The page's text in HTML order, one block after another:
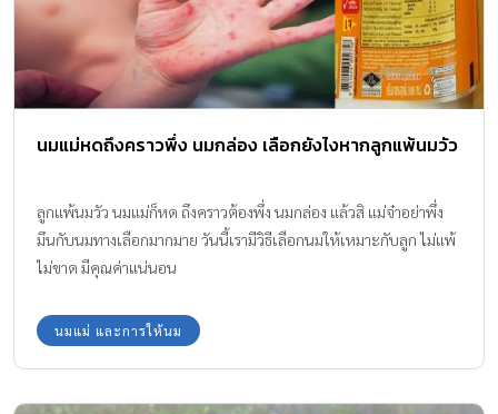
นมแม่หดถึงคราวพึ่ง นมกล่อง เลือกยังไงหากลูกแพ้นมวัว
ลูกแพ้นมวัว นมแม่ก็หด ถึงคราวต้องพึ่ง นมกล่อง แล้วสิ แม่จ๋าอย่าพึ่ง
มึนกับนมทางเลือกมากมาย วันนี้เรามีวิธีเลือกนมให้เหมาะกับลูก ไม่แพ้
ไม่ขาด มีคุณค่าแน่นอน
นมแม่ และการให้นม